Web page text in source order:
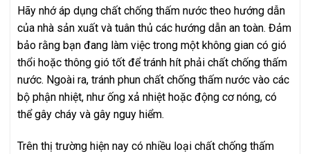
Hãy nhớ áp dụng chất chống thấm nước theo hướng dẫn
của nhà sản xuất và tuân thủ các hướng dẫn an toàn. Đảm
bảo rằng bạn đang làm việc trong một không gian có gió
thổi hoặc thông gió tốt để tránh hít phải chất chống thấm
nước. Ngoài ra, tránh phun chất chống thấm nước vào các
bộ phận nhiệt, như ống xả nhiệt hoặc động cơ nóng, có
thể gây cháy và gây nguy hiểm.
Trên thị trường hiện nay có nhiều loại chất chống thấm